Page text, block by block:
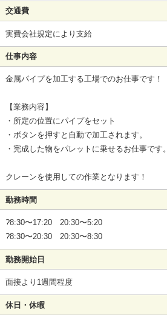
交通費
実費会社規定により支給
仕事内容
金属パイプを加工する工場でのお仕事です！
【業務内容】
・所定の位置にパイプをセット
・ボタンを押すと自動で加工されます。
・完成した物をパレットに乗せるお仕事です。
クレーンを使用しての作業となります！
勤務時間
?8:30〜17:20 20:30〜5:20
?8:30〜20:30 20:30〜8:30
勤務開始日
面接より1週間程度
休日・休暇